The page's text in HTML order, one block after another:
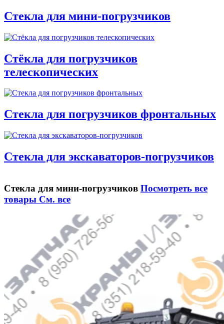
Стекла для мини-погрузчиков
Стёкла для погрузчиков
телескопических
Стекла для погрузчиков фронтальных
Стекла для экскаваторов-погрузчиков
Стекла для мини-погрузчиков Посмотреть все
товары См. все